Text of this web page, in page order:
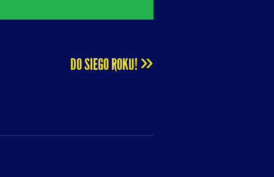
DO SIEGO ROKU!»